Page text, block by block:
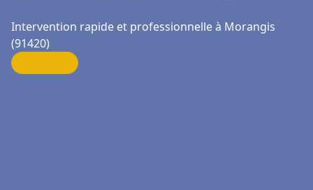
Intervention rapide et professionnelle à Morangis
(91420)